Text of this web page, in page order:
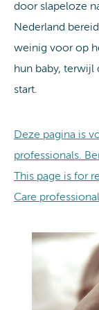
door slapeloze
Nederland
weinig voor op
hun baby, terwijl
start.
Deze pagina is
professionals.
This page is for
Care